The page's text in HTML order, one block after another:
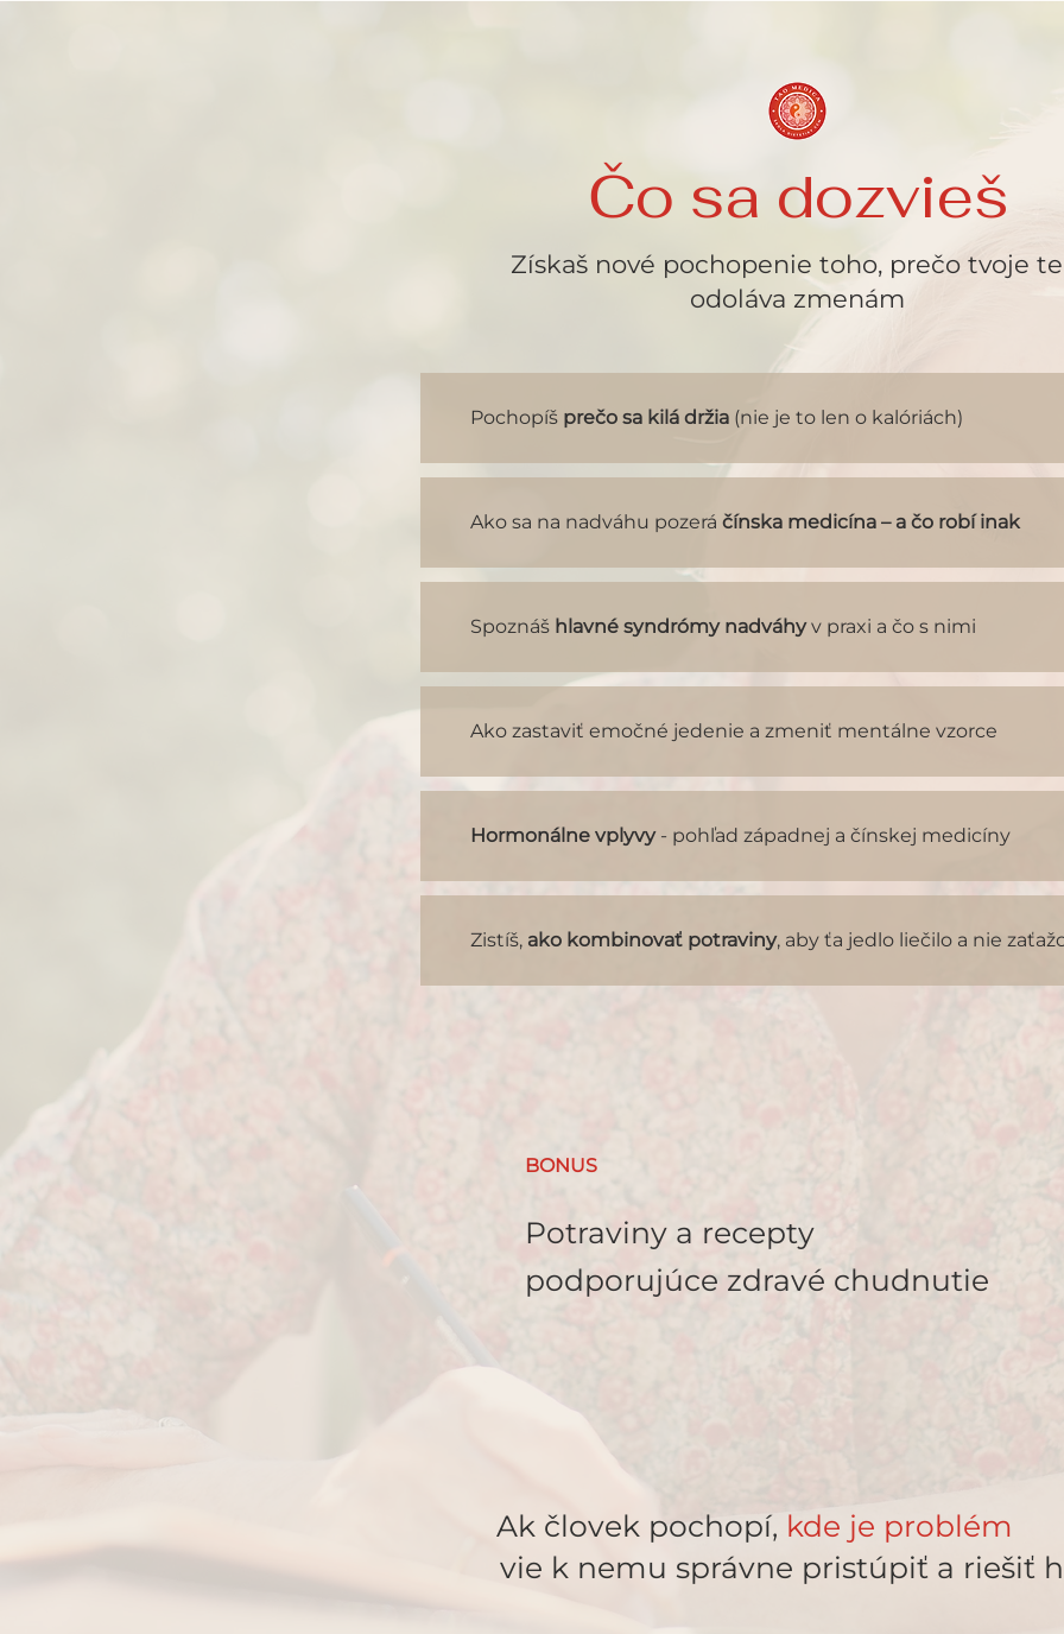
Čo sa dozvieš
Získaš nové pochopenie toho, prečo tvoje
odoláva zmenám
Pochopíš prečo sa kilá držia (nie je to len o kalóriách)
Ako sa na nadváhu pozerá čínska medicína – a čo robí inak
Spoznáš hlavné syndrómy nadváhyv praxi a čo s nimi
Ako zastaviť emočné jedenie a zmeniť mentálne vzorce
Hormonálne vplyvy- pohľad západnej a čínskej medicíny
Zistíš, ako kombinovať potraviny, aby ťa jedlo liečilo a nie
BONUS
Potraviny a recepty
podporujúce zdravé chudnutie
Ak človek pochopí, kde je problém
vie k nemu správne pristúpiť a riešiť